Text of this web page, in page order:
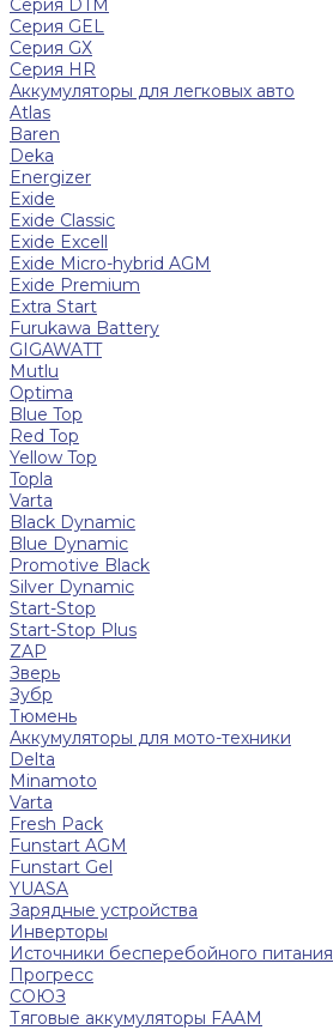
Серия GEL
Серия GХ
Серия HR
Аккумуляторы для легковых авто
Atlas
Baren
Deka
Energizer
Exide
Exide Classic
Exide Excell
Exide Micro-hybrid AGM
Exide Premium
Extra Start
Furukawa Battery
GIGAWATT
Mutlu
Optima
Blue Top
Red Top
Yellow Top
Topla
Varta
Black Dynamic
Blue Dynamic
Promotive Black
Silver Dynamic
Start-Stop
Start-Stop Plus
ZAP
Зверь
Зубр
Тюмень
Аккумуляторы для мото-техники
Delta
Minamoto
Varta
Fresh Pack
Funstart AGM
Funstart Gel
YUASA
Зарядные устройства
Инверторы
Источники бесперебойного питания
Прогресс
СОЮЗ
Тяговые аккумуляторы FAAM